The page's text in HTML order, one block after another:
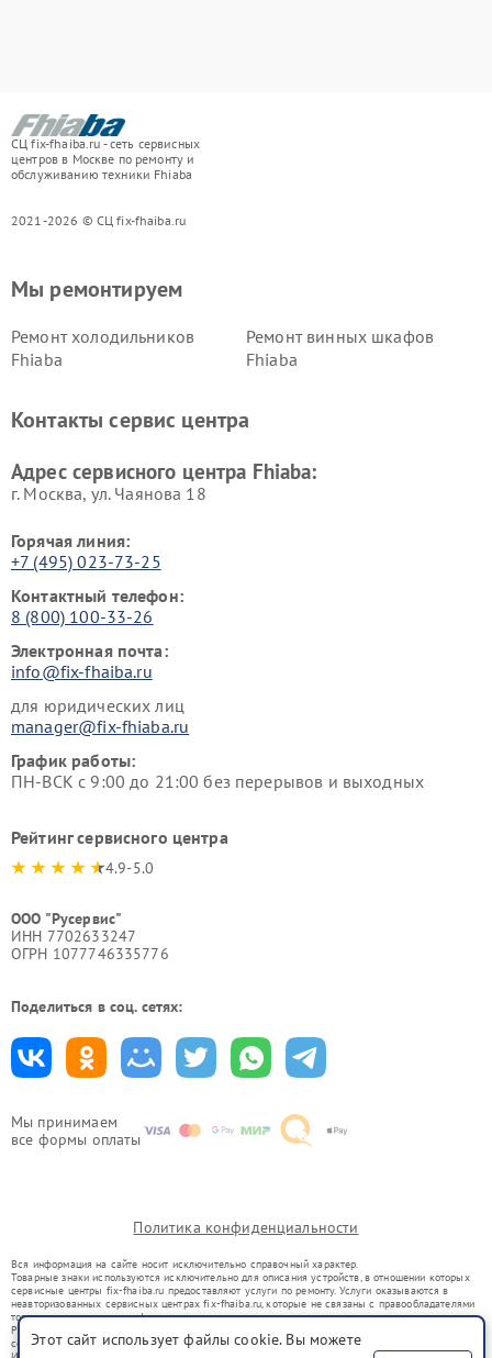
СЦ fix-fhaiba.ru - сеть сервисных
центров в Москве по ремонту и
обслуживанию техники Fhiaba
2021-2026 © СЦ fix-fhaiba.ru
Мы принимаем
все формы оплаты
Мы ремонтируем
Ремонт холодильников
Fhiaba
Ремонт винных шкафов
Fhiaba
Контакты сервис центра
Адрес сервисного центра Fhiaba:
г. Москва, ул. Чаянова 18
Горячая линия:
+7 (495) 023-73-25
Контактный телефон:
8 (800) 100-33-26
Электронная почта:
info@fix-fhaiba.ru
для юридических лиц
manager@fix-fhiaba.ru
График работы:
ПН-ВСК с 9:00 до 21:00 без перерывов и выходных
Рейтинг сервисного центра
4.9-5.0
ООО "Русервис"
ИНН 7702633247
ОГРН 1077746335776
Поделиться в соц. сетях:
Политика конфиденциальности
Вся информация на сайте носит исключительно справочный характер.
Товарные знаки используются исключительно для описания устройств, в отношении которых
сервисные центры fix-fhaiba.ru предоставляют услуги по ремонту. Услуги оказываются в
неавторизованных сервисных центрах fix-fhaiba.ru, которые не связаны с правообладателями
товарных знаков или их официальными представителями.
Ремонт осуществляется для устройств, уже введенных в гражданский оборот в соответствии
со статьей 1487 ГК РФ.
Этот сайт использует файлы cookie. Вы можете